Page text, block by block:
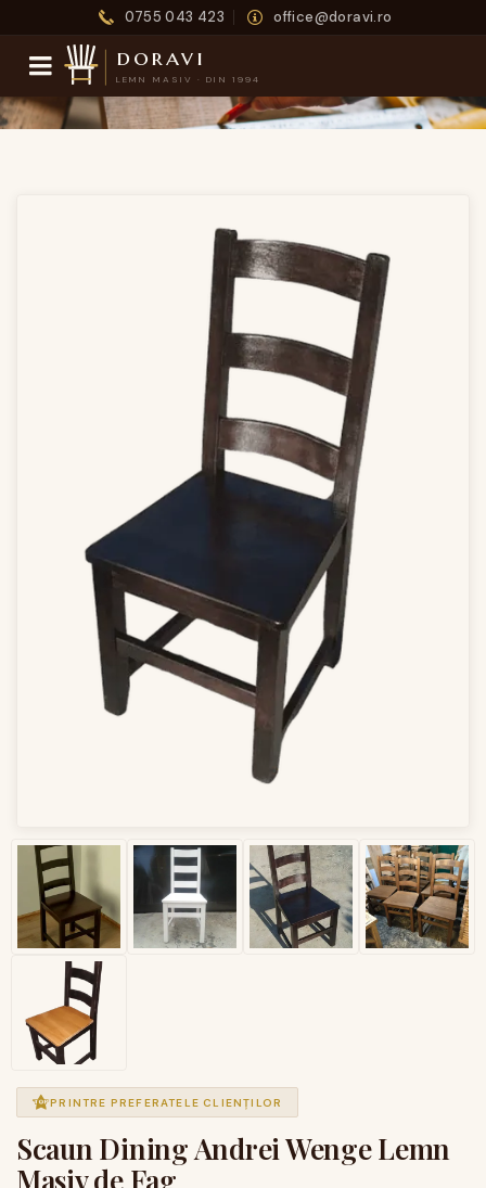
0755 043 423 office@doravi.ro
doravi
LEMN MASIV · DIN 1994
PRINTRE PREFERATELE CLIENȚILOR
Scaun Dining Andrei Wenge Lemn
Masiv de Fag